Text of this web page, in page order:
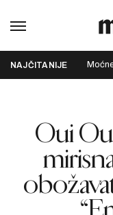
NAJČITANIJE
Oui